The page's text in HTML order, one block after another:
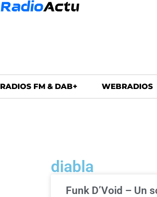
RADIOS FM & DAB+ WEBRADIOS
diabla
Funk D’Void – Un